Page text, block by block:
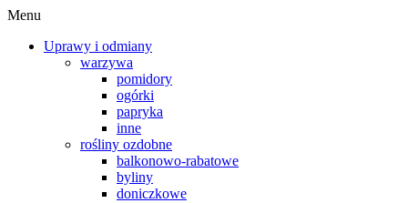
Menu
Uprawy i odmiany
warzywa
pomidory
ogórki
papryka
inne
rośliny ozdobne
balkonowo-rabatowe
byliny
doniczkowe